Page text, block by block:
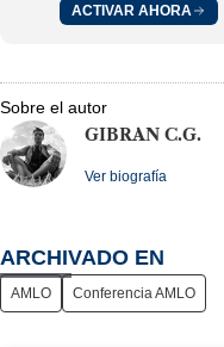
ACTIVAR AHORA
Sobre el autor
GIBRAN C.G.
Ver biografía
ARCHIVADO EN
AMLO Conferencia AMLO